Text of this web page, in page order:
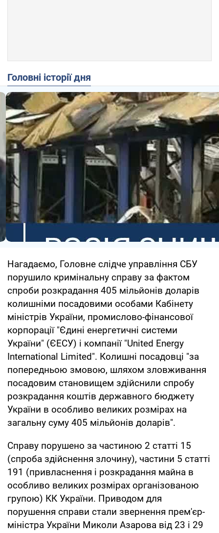
Головні історії дня
Нагадаємо, Головне слідче управління СБУ
порушило кримінальну справу за фактом
спроби розкрадання 405 мільйонів доларів
колишніми посадовими особами Кабінету
міністрів України, промислово-фінансової
корпорації "Єдині енергетичні системи
України" (ЄЕСУ) і компанії "United Energy
International Limited". Колишні посадовці "за
попередньою змовою, шляхом зловживання
посадовим становищем здійснили спробу
розкрадання коштів державного бюджету
України в особливо великих розмірах на
загальну суму 405 мільйонів доларів".
Справу порушено за частиною 2 статті 15
(спроба здійснення злочину), частини 5 статті
191 (привласнення і розкрадання майна в
особливо великих розмірах організованою
групою) КК України. Приводом для
порушення справи стали звернення прем'єр-
міністра України Миколи Азарова від 23 і 29